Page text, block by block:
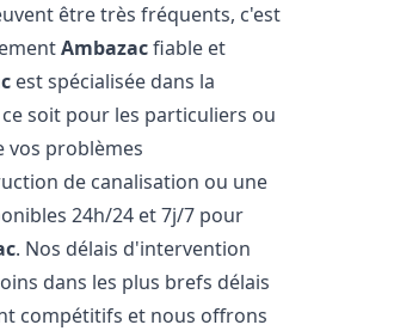
être très fréquents, c'est
Ambazacfiable et
est spécialisée dans la
soit pour les particuliers ou
vos problèmes
de canalisation ou une
24h/24 et 7j/7 pour
. Nos délais d'intervention
dans les plus brefs délais
compétitifs et nous offrons